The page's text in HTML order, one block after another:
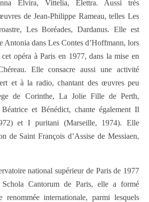
Elvira, Vittelia, Elettra. Aussi très
de Jean-Philippe Rameau, telles Les
Les Boréades, Dardanus. Elle est
Antonia dans Les Contes d’Hoffmann, lors
opéra à Paris en 1977, dans la mise en
Elle consacre aussi une activité
et à la radio, chantant des œuvres peu
de Corinthe, La Jolie Fille de Perth,
et Bénédict, chante également Il
et I puritani (Marseille, 1974). Elle
de Saint François d’Assise de Messiaen,
national supérieur de Paris de 1977
Cantorum de Paris, elle a formé
renommée internationale, parmi lesquels